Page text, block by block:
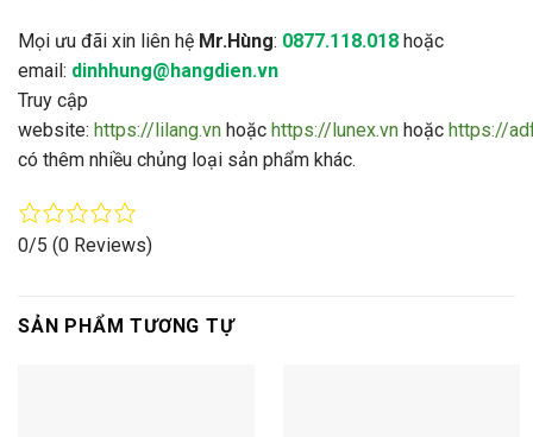
Mọi ưu đãi xin liên hệ Mr.Hùng: 0877.118.018 hoặc
email: dinhhung@hangdien.vn
Truy cập
website: https://lilang.vn hoặc https://lunex.vn hoặc https://
có thêm nhiều chủng loại sản phẩm khác.
0/5 (0 Reviews)
SẢN PHẨM TƯƠNG TỰ